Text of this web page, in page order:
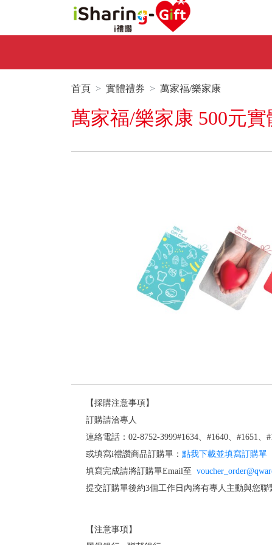
首頁 實體禮券 萬家福/樂家康
萬家福/樂家康 500元
【採購注意事項】
訂購請洽專人
連絡電話：02-8752-3999#1634、#1640、#1651、
或填寫i禮讚商品訂購單： 點我下載並填寫訂購單
填寫完成請將訂購單Email至
提交訂購單後約3個工作日內將有專人主動與您
【注意事項】